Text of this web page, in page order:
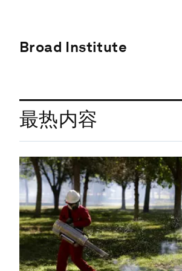
Broad Institute
最热内容